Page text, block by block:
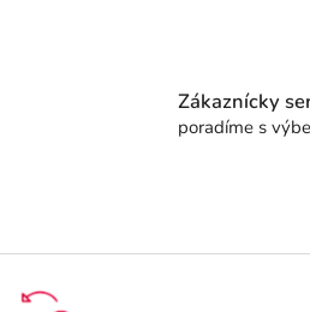
Zákaznícky
poradíme s